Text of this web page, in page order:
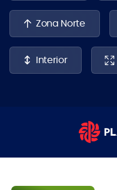
Zona Norte
Interior